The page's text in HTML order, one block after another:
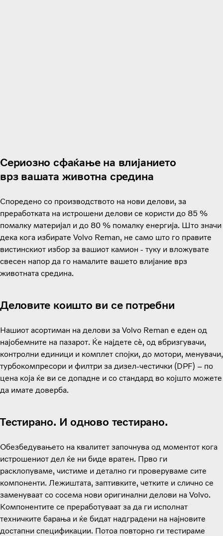
Сериозно сфаќање на влијанието
врз вашата животна средина
Споредено со производството на нови делови, за
преработката на истрошени делови се користи до 85 %
помалку материјал и до 80 % помалку енергија. Што значи
дека кога избирате Volvo Reman, не само што го правите
вистинскиот избор за вашиот камион - туку и вложувате
свесен напор да го намалите вашето влијание врз
животната средина.
Деловите коишто ви се потребни
Нашиот асортиман на делови за Volvo Reman е еден од
најобемните на пазарот. Ќе најдете сè, од вбризгувачи,
контролни единици и комплет спојки, до мотори, менувачи,
турбокомпресори и филтри за дизел-честички (DPF) – по
цена која ќе ви се допадне и со стандард во којшто можете
да имате доверба.
Тестирано. И одново тестирано.
Обезбедувањето на квалитет започнува од моментот кога
истрошениот дел ќе ни биде вратен. Прво ги
расклопуваме, чистиме и детално ги проверуваме сите
компоненти. Лежиштата, заптивките, четките и слично се
заменуваат со сосема нови оригинални делови на Volvo.
Компонентите се преработуваат за да ги исполнат
техничките барања и ќе бидат надградени на најновите
достапни спецификации. Потоа повторно ги тестираме